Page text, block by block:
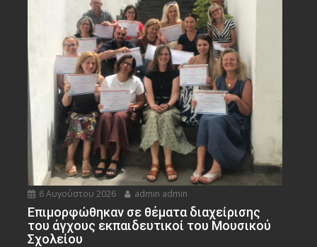
6 Αυγούστου 2026 admin admin
Eπιμορφώθηκαν σε θέματα διαχείρισης
του άγχους εκπαιδευτικοί του Μουσικού
Σχολείου